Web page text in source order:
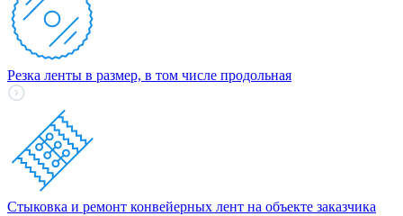
Резка ленты в размер, в том числе продольная
Стыковка и ремонт конвейерных лент на объекте заказчика